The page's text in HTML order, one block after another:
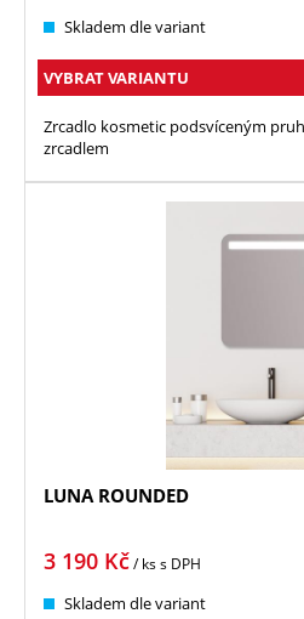
Skladem dle variant
VYBRAT VARIANTU
Zrcadlo kosmetic podsvíceným
zrcadlem
LUNA ROUNDED
3 190 Kč/ kss DPH
Skladem dle variant